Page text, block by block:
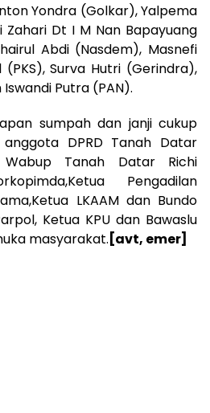
Yondra (Golkar), Yalpema
Zahari Dt I M Nan Bapayuang
Abdi (Nasdem), Masnefi
(PKS), Surva Hutri (Gerindra),
Putra (PAN).
sumpah dan janji cukup
DPRD Tanah Datar
Wabup Tanah Datar Richi
Pengadilan
LKAAM dan Bundo
Ketua KPU dan Bawaslu
masyarakat. [avt, emer]